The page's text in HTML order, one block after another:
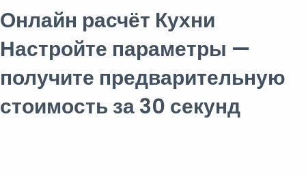
Онлайн расчёт Кухни
Настройте параметры —
получите предварительную
стоимость за 30 секунд